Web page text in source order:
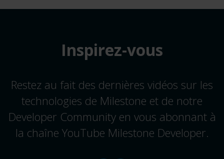
Inspirez-vous
Restez au fait des dernières vidéos sur les
technologies de Milestone et de notre
Developer Community en vous abonnant à
la chaîne YouTube Milestone Developer.